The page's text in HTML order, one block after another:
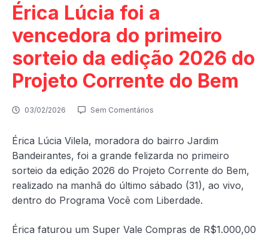
Érica Lúcia foi a
vencedora do primeiro
sorteio da edição 2026 do
Projeto Corrente do Bem
03/02/2026 Sem Comentários
Érica Lúcia Vilela, moradora do bairro Jardim
Bandeirantes, foi a grande felizarda no primeiro
sorteio da edição 2026 do Projeto Corrente do Bem,
realizado na manhã do último sábado (31), ao vivo,
dentro do Programa Você com Liberdade.
Érica faturou um Super Vale Compras de R$1.000,00